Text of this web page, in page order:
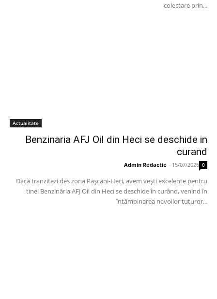
colectare prin...
Actualitate
Benzinaria AFJ Oil din Heci se deschide in
curand
Admin Redactie - 15/07/2026 0
Dacă tranzitezi des zona Pașcani-Heci, avem vești excelente pentru
tine! Benzinăria AFJ Oil din Heci se deschide în curând, venind în
întâmpinarea nevoilor tuturor...